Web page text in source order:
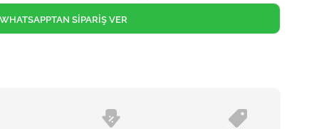
SİPARİŞ VER